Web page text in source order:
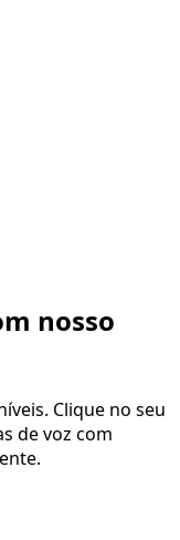
nosso
Clique no seu
de voz com